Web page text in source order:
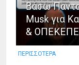
Βάσω
Musk για
&
ΠΕΡΙΣΣΟΤΕΡΑ